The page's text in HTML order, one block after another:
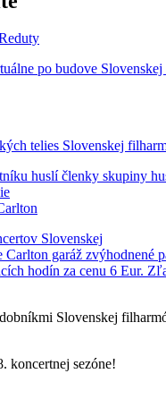
po budove
telies Slovenskej
Slovenskej
garáž zvýhodnené
hodín za cenu 6 Eur.
koncertnej sezóne!